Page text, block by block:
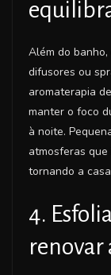
Além do
difusores ou
aromaterapia
manter o foco
à noite.
atmosferas
tornando a
4.
renovar